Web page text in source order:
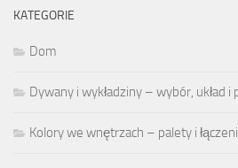
KATEGORIE
Dom
Dywany i wykładziny – wybór, układ i
Kolory we wnętrzach – palety i